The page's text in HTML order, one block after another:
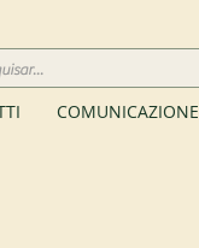
COMUNICAZIONE